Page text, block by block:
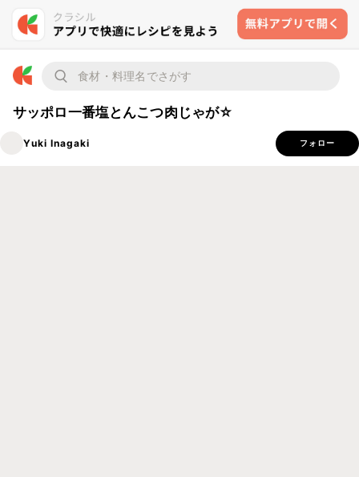
サッポロ一番塩とんこつ肉じゃが☆
Yuki Inagaki フォロー